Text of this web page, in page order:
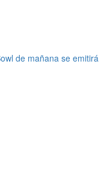
de mañana se emitirá